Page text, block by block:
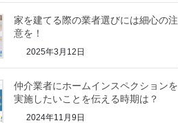
家を建てる際の業者選びには細心の注
意を！
2025年3月12日
仲介業者にホームインスペクションを
実施したいことを伝える時期は？
2024年11月9日